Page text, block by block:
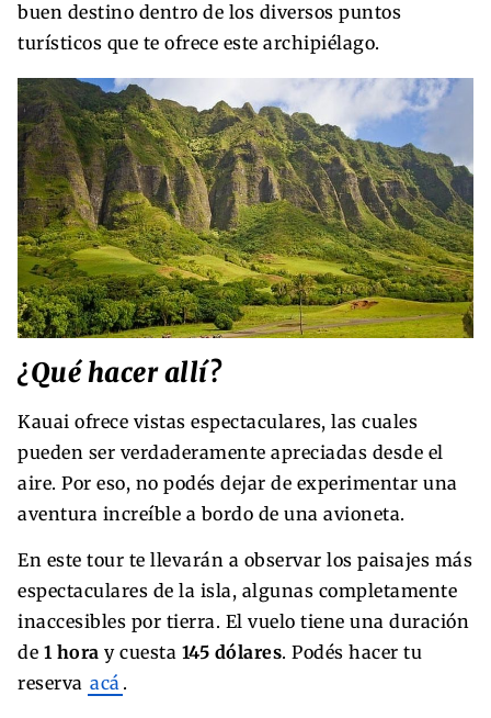
buen destino dentro de los diversos puntos
turísticos que te ofrece este archipiélago.
¿Qué hacer allí?
Kauai ofrece vistas espectaculares, las cuales
pueden ser verdaderamente apreciadas desde el
aire. Por eso, no podés dejar de experimentar una
aventura increíble a bordo de una avioneta.
En este tour te llevarán a observar los paisajes más
espectaculares de la isla, algunas completamente
inaccesibles por tierra. El vuelo tiene una duración
de 1 hora y cuesta 145 dólares. Podés hacer tu
reserva acá .